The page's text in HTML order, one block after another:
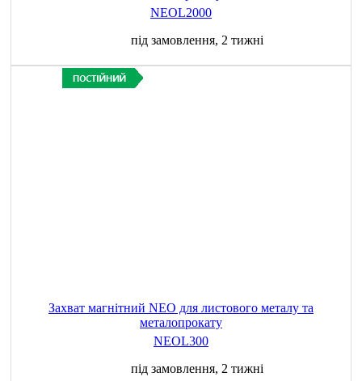
NEOL2000
під замовлення, 2 тижні
Захват магнітний NEO для листового металу та
металопрокату
NEOL300
під замовлення, 2 тижні